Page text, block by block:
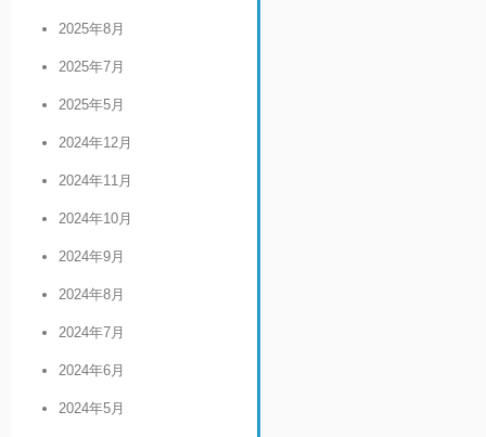
2025年8月
2025年7月
2025年5月
2024年12月
2024年11月
2024年10月
2024年9月
2024年8月
2024年7月
2024年6月
2024年5月